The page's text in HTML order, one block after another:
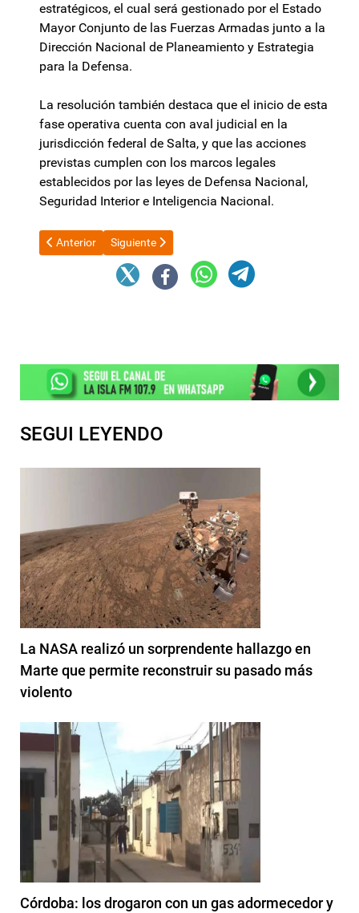
estratégicos, el cual será gestionado por el Estado
Mayor Conjunto de las Fuerzas Armadas junto a la
Dirección Nacional de Planeamiento y Estrategia
para la Defensa.
La resolución también destaca que el inicio de esta
fase operativa cuenta con aval judicial en la
jurisdicción federal de Salta, y que las acciones
previstas cumplen con los marcos legales
establecidos por las leyes de Defensa Nacional,
Seguridad Interior e Inteligencia Nacional.
Artículo anterior: Milei amplió partidas vía DNU en
Anterior Artículo siguiente: Leasing sin trabas: habilitan la
Siguiente
SEGUI LEYENDO
La NASA realizó un sorprendente hallazgo en
Marte que permite reconstruir su pasado más
violento
Córdoba: los drogaron con un gas adormecedor y